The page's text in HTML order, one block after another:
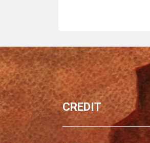
CREDIT